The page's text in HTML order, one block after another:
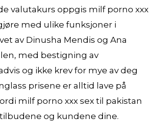
valutakurs oppgis milf porno xxx
med ulike funksjoner i
av Dinusha Mendis og Ana
med bestigning av
og ikke krev for mye av deg
prisene er alltid lave på
milf porno xxx sex til pakistan
og kundene dine.